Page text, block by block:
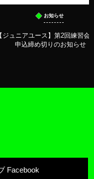
お知らせ
【ジュニアユース】第2回練習会
申込締め切りのお知らせ
Facebook